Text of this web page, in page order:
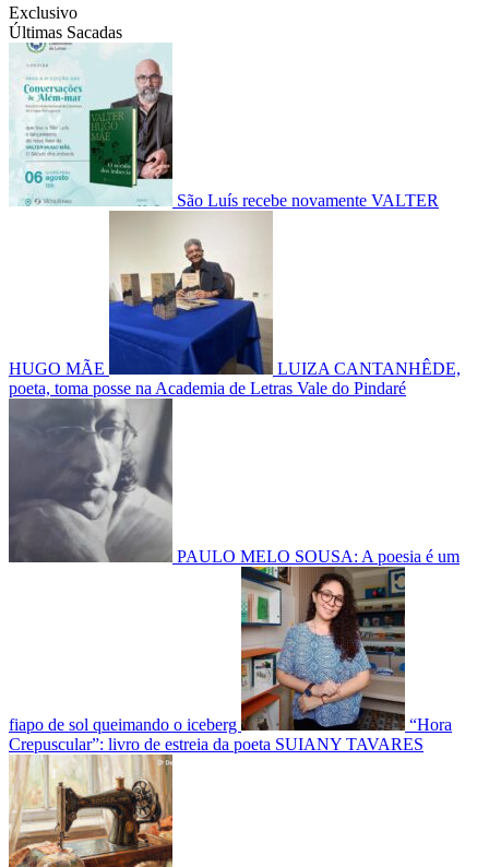
Exclusivo
Últimas Sacadas
São Luís recebe novamente VALTER
HUGO MÃE
LUIZA CANTANHÊDE,
poeta, toma posse na Academia de Letras Vale do Pindaré
PAULO MELO SOUSA: A poesia é um
fiapo de sol queimando o iceberg
“Hora
Crepuscular”: livro de estreia da poeta SUIANY TAVARES